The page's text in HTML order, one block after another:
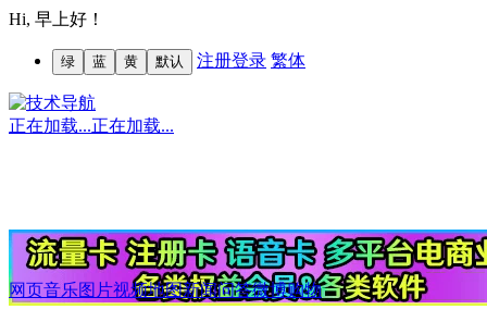
Hi, 早上好！
绿 蓝 黄 默认 注册登录 繁体
正在加载...正在加载...
网页音乐图片视频地图新闻问答微博购物